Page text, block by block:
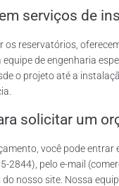
serviços de
os reservatórios,
de engenharia
o projeto até a
solicitar um
você pode entrar
2844), pelo e-mail
nosso site. Nossa